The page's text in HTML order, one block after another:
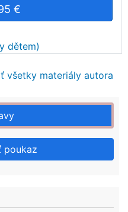
€
dětem)
všetky materiály autora
poukaz